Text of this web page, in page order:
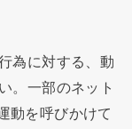
為に対する、動
。一部のネット
動を呼びかけて